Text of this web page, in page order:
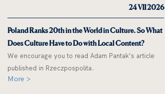
24 VII 2026
Poland Ranks 20th in the World in Culture. So What
Does Culture Have to Do with Local Content?
We encourage you to read Adam Pantak’s article
published in Rzeczpospolita.
More >